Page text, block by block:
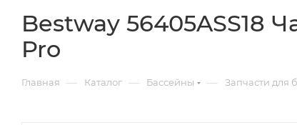
Bestway 56405ASS18
Pro
Главная — Каталог — Бассейны — Запчасти для